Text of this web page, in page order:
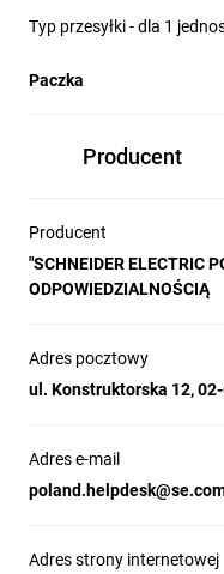
Typ przesyłki - dla 1
Paczka
Producent
Producent
"SCHNEIDER ELECTRIC
ODPOWIEDZIALNOŚCIĄ
Adres pocztowy
ul. Konstruktorska 12,
Adres e-mail
Adres strony internetowej